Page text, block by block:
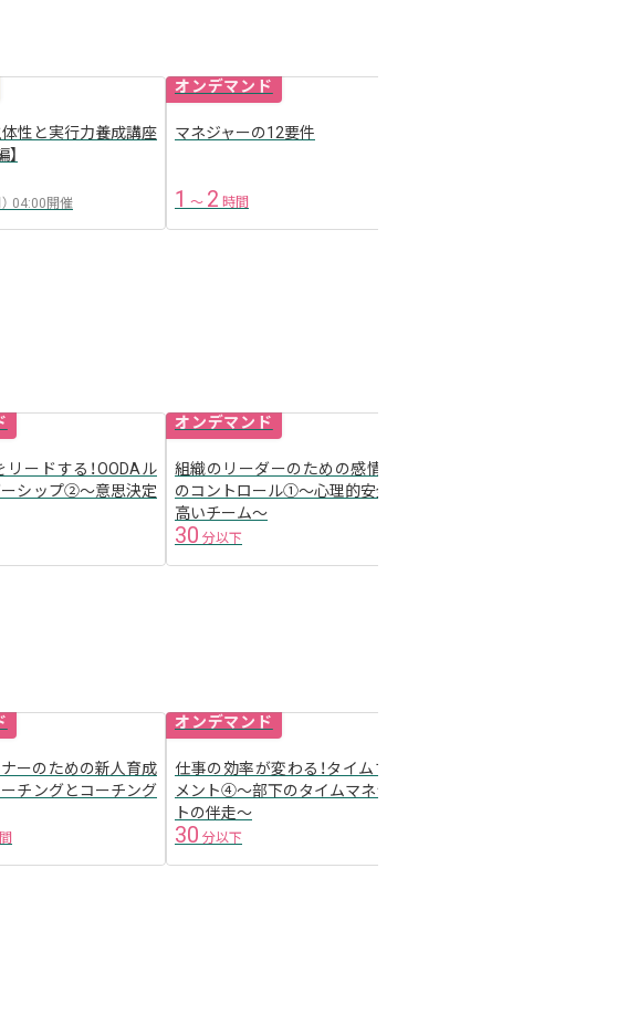
性と実行力養成講座
04:00 開催
オンデマンド
マネジャーの12要件
1 〜 2 時間
ードする！OODAル
ーシップ②〜意思決定
オンデマンド
組織のリーダーのための感情・怒り
のコントロール①〜心理的安全性の
高いチーム～
30 分以下
arrow_forward
ーのための新人育成
チングとコーチング
オンデマンド
仕事の効率が変わる！タイムマネジ
メント④〜部下のタイムマネジメン
トの伴走〜
30 分以下
arrow_forward